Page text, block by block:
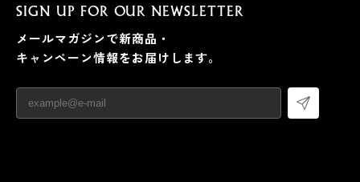
SIGN UP FOR OUR NEWSLETTER
メールマガジンで新商品・
キャンペーン情報をお届けします。